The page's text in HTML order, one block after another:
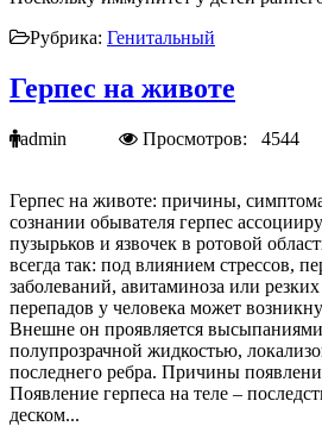
Рубрика: Генитальный
Герпес на животе
admin Просмотров: 4544
Герпес на животе: причины,
сознании обывателя герпес
пузырьков и язвочек в ротовой
всегда так: под влиянием стрессов,
заболеваний, авитаминоза или
перепадов у человека может
Внешне он проявляется
полупрозрачной жидкостью,
последнего ребра. Причины
Появление герпеса на теле –
деском...